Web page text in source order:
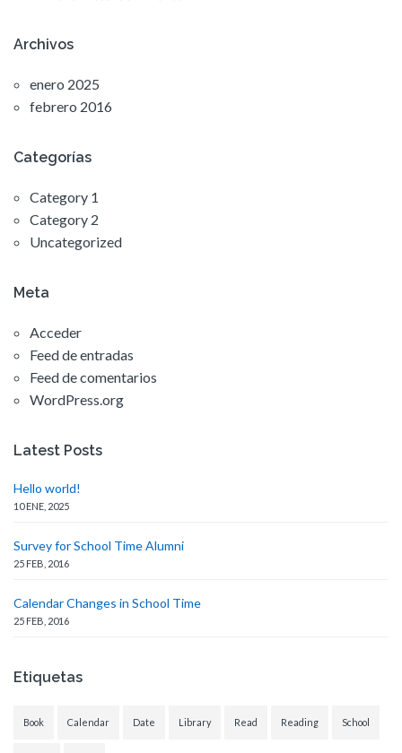
Archivos
enero 2025
febrero 2016
Categorías
Category 1
Category 2
Uncategorized
Meta
Acceder
Feed de entradas
Feed de comentarios
WordPress.org
Latest Posts
Hello world!
10 ENE, 2025
Survey for School Time Alumni
25 FEB, 2016
Calendar Changes in School Time
25 FEB, 2016
Etiquetas
Book Calendar Date Library Read Reading School